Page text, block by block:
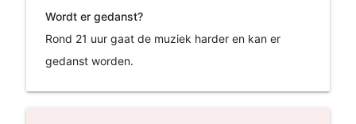
Wordt er gedanst?
Rond 21 uur gaat de muziek harder en kan er
gedanst worden.